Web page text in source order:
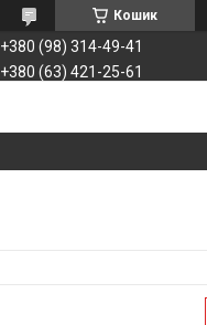
Кошик
+380 (98) 314-49-41
+380 (63) 421-25-61